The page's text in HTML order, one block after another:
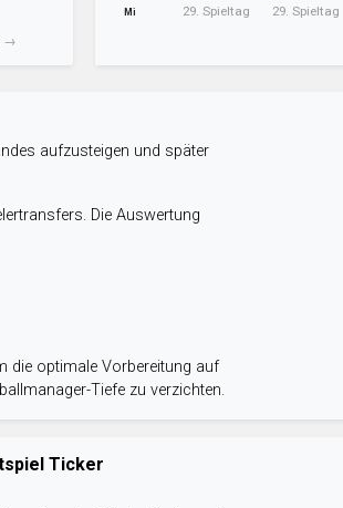
→
Mi 29. Spieltag
29. Spieltag
aufzusteigen und später
Die Auswertung
die optimale Vorbereitung auf
Tiefe zu verzichten.
Ticker